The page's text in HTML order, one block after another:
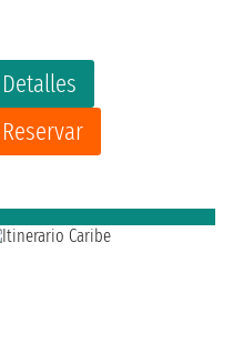
Detalles
Reservar